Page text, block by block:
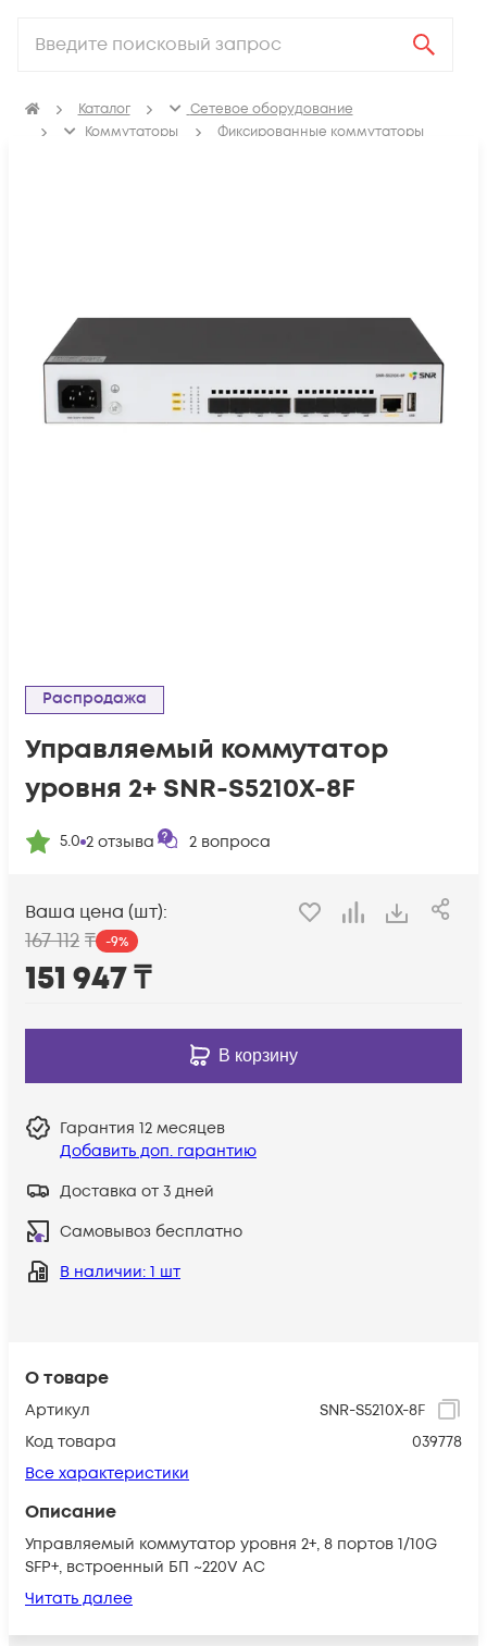
Каталог
Сетевое оборудование
Коммутаторы
Фиксированные коммутаторы
О товаре
Артикул
SNR-S5210X-8F
Код товара
039778
Все характеристики
Описание
Управляемый коммутатор уровня 2+, 8 портов 1/10G
SFP+, встроенный БП ~220V AC
Читать далее
Распродажа
Управляемый коммутатор
уровня 2+ SNR-S5210X-8F
5.0 2 отзыва 2 вопроса
Ваша цена (шт):
167 112 ₸ -9%
151 947₸
В корзину
Гарантия 12 месяцев
Добавить доп. гарантию
Доставка от 3 дней
Самовывоз бесплатно
В наличии: 1 шт